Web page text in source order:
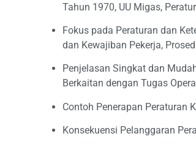
Tahun 1970, UU Migas,
Fokus pada Peraturan dan
dan Kewajiban Pekerja,
Penjelasan Singkat dan
Berkaitan dengan Tugas
Contoh Penerapan Peraturan
Konsekuensi Pelanggaran